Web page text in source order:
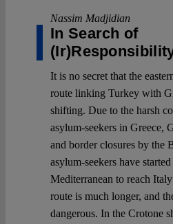
Nassim Madjidian
In Search of
It is no secret that the
route linking Turkey with
shifting. Due to the harsh
asylum-seekers in Greece,
and border closures by the
asylum-seekers have
Mediterranean to reach
route is much longer, and
dangerous. In the Crotone